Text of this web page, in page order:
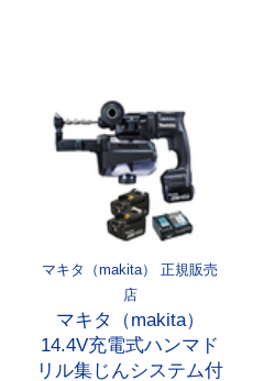
マキタ（makita） 正規販売
店
マキタ（makita）
14.4V充電式ハンマド
リル集じんシステム付